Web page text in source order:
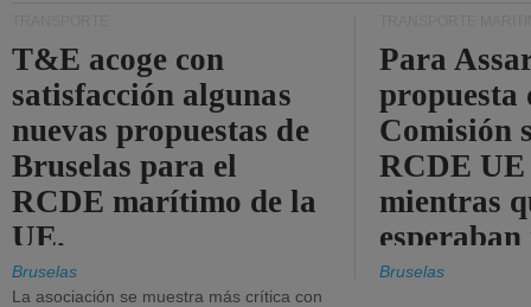
T&E acoge con
satisfacción algunas
nuevas propuestas de
Bruselas para el
RCDE marítimo de la
UE.
Bruselas
La asociación se muestra más crítica con
Para
propuesta
Comisión
RCDE
mientras
más
Bruselas